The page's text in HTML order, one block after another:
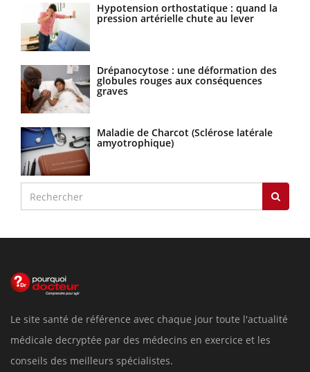
Hypotension orthostatique : quand la
pression artérielle chute au lever
Drépanocytose : une déformation des
globules rouges aux conséquences
graves
Maladie de Charcot (Sclérose latérale
amyotrophique)
Le site santé de référence avec chaque jour toute l'actualité
médicale decryptée par des médecins en exercice et les
conseils des meilleurs spécialistes.